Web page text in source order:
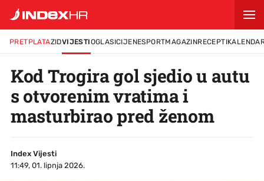
PRETPLATAZIDVIJESTIOGLASICIJENESPORTMAGAZINRECEPTI
Kod Trogira gol sjedio u autu
s otvorenim vratima i
masturbirao pred ženom
Index Vijesti
11:49, 01. lipnja 2026.